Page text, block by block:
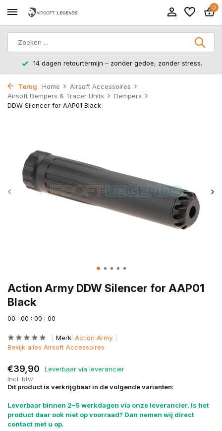
0
14 dagen retourtermijn – zonder gedoe, zonder stress.
Terug Home
Airsoft Accessoires
Airsoft Dempers & Tracer Units
Dempers
DDW Silencer for AAP01 Black
Action Army DDW Silencer for AAP01
Black
00 : 00 : 00 : 00
Merk: Action Army
Bekijk alles Airsoft Accessoires
€39,90
Leverbaar via leverancier
Incl. btw
Dit product is verkrijgbaar in de volgende varianten:
Leverbaar binnen 2–5 werkdagen via onze leverancier. Is het
product daar ook niet op voorraad? Dan nemen wij direct
contact met u op.